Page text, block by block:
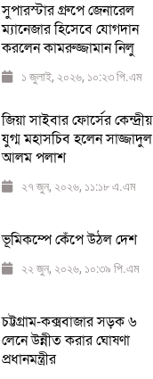
সুপারস্টার গ্রুপে জেনারেল
ম্যানেজার হিসেবে যোগদান
করলেন কামরুজ্জামান নিলু
১ জুলাই, ২০২৬, ১০:২৩ পি.এম
জিয়া সাইবার ফোর্সের কেন্দ্রীয়
যুগ্ম মহাসচিব হলেন সাজ্জাদুল
আলম পলাশ
২৭ জুন, ২০২৬, ১১:১৮ এ.এম
ভূমিকম্পে কেঁপে উঠল দেশ
২২ জুন, ২০২৬, ১০:৩৯ পি.এম
চট্টগ্রাম-কক্সবাজার সড়ক ৬
লেনে উন্নীত করার ঘোষণা
প্রধানমন্ত্রীর